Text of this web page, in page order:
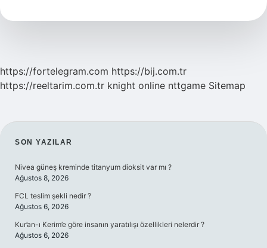
Mı
https://fortelegram.com https://bij.com.tr
https://reeltarim.com.tr knight online nttgame Sitemap
SIDEBAR
SON YAZILAR
Nivea güneş kreminde titanyum dioksit var mı ?
Ağustos 8, 2026
FCL teslim şekli nedir ?
Ağustos 6, 2026
Kur’an-ı Kerim’e göre insanın yaratılışı özellikleri nelerdir ?
Ağustos 6, 2026